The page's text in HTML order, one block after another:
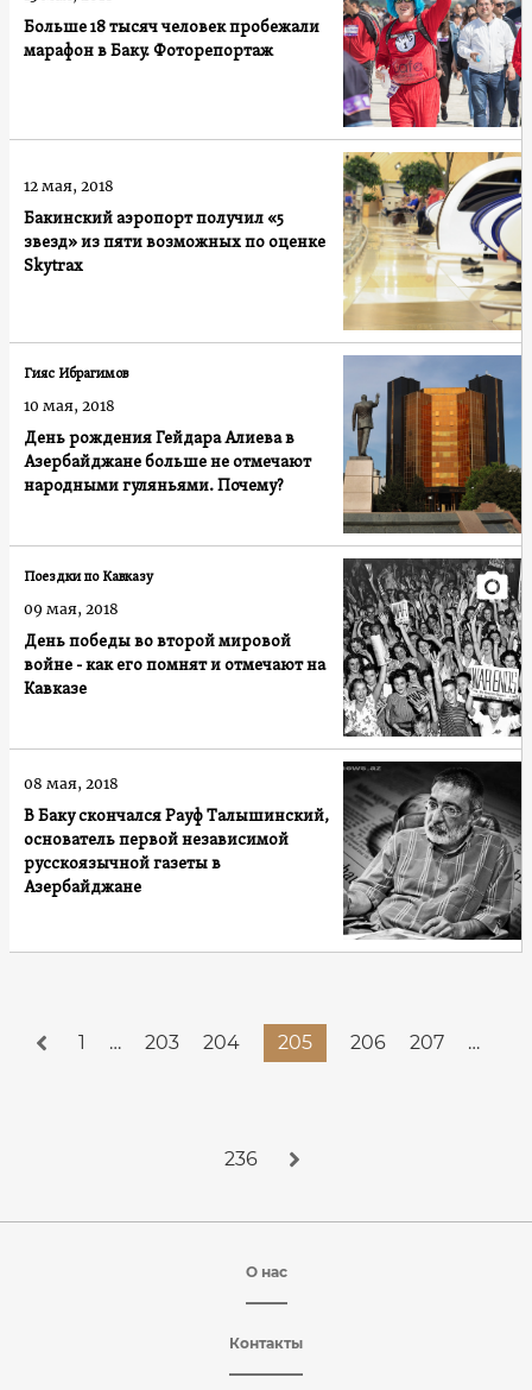
Больше 18 тысяч человек пробежали
марафон в Баку. Фоторепортаж
Бакинский аэропорт получил «5
звезд» из пяти возможных по оценке
Skytrax
12 мая, 2018
День рождения Гейдара Алиева в
Азербайджане больше не отмечают
народными гуляньями. Почему?
Гияс Ибрагимов
10 мая, 2018
День победы во второй мировой
войне - как его помнят и отмечают на
Кавказе
Поездки по Кавказу
09 мая, 2018
В Баку скончался Рауф Талышинский,
основатель первой независимой
русскоязычной газеты в
Азербайджане
08 мая, 2018
1 … 203 204 205 206 207 …
236
О нас
Контакты